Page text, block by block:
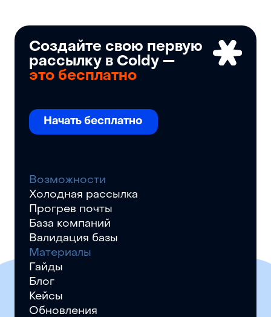
Создайте свою первую
рассылку в Coldy —
это бесплатно
Начать бесплатно
Возможности
Холодная рассылка
Прогрев почты
База компаний
Валидация базы
Материалы
Гайды
Блог
Кейсы
Обновления